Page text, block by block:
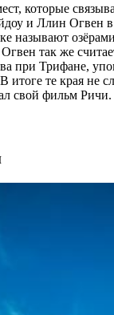
которые
и Ллин Огвен в
называют
так же
при Трифане,
итоге те края не
свой фильм Ричи.